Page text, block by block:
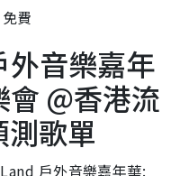
費
音樂嘉年
@香港流
歌單
戶外音樂嘉年華: